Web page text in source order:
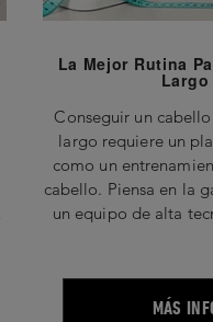
La Mejor Rutina
Largo
Conseguir un
largo requiere un
como un
cabello. Piensa en la
un equipo de alta
lograr
MÁS